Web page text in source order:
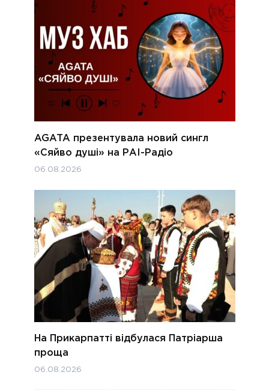
AGATA презентувала новий сингл
«Сяйво душі» на РАІ-Радіо
06.08.2026
На Прикарпатті відбулася Патріарша
проща
06.08.2026